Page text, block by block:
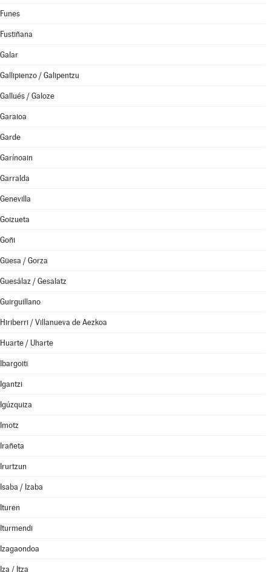
Funes
Fustiñana
Galar
Gallipienzo / Galipentzu
Gallués / Galoze
Garaioa
Garde
Garínoain
Garralda
Genevilla
Goizueta
Goñi
Güesa / Gorza
Guesálaz / Gesalatz
Guirguillano
Hiriberri / Villanueva de Aezkoa
Huarte / Uharte
Ibargoiti
Igantzi
Igúzquiza
Imotz
Irañeta
Irurtzun
Isaba / Izaba
Ituren
Iturmendi
Izagaondoa
Iza / Itza